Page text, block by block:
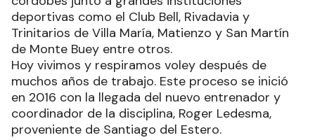
deportivas como el Club Bell, Rivadavia y
Trinitarios de Villa María, Matienzo y San Martín
de Monte Buey entre otros.
Hoy vivimos y respiramos voley después de
muchos años de trabajo. Este proceso se inició
en 2016 con la llegada del nuevo entrenador y
coordinador de la disciplina, Roger Ledesma,
proveniente de Santiago del Estero.